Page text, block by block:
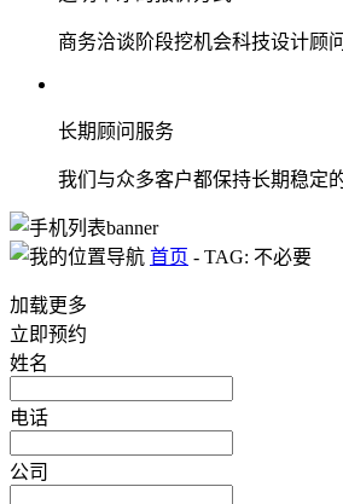
商务洽谈阶段挖机会科技设计顾
长期顾问服务
我们与众多客户都保持长期稳定
首页 - TAG: 不必要
加载更多
立即预约
姓名
电话
公司